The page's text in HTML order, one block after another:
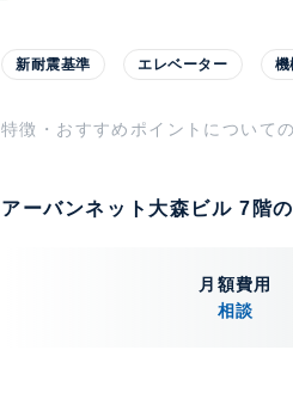
新耐震基準 エレベーター 機
特徴・おすすめポイントについて
アーバンネット大森ビル 7階
月額費用
相談